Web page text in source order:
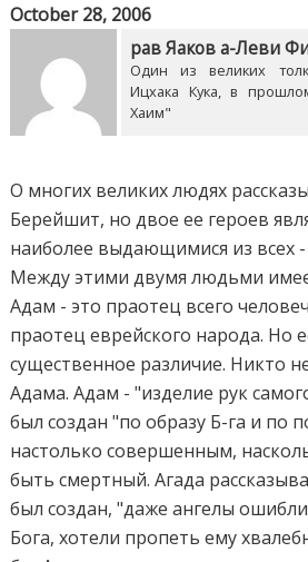
October 28, 2006
рав Яаков а-Леви
Один из великих
Ицхака Кука, в
Хаим"
О многих великих людях
Берейшит, но двое ее героев
наиболее выдающимися из всех
Между этими двумя людьми
Адам - это праотец всего
праотец еврейского народа. Но
существенное различие. Никто
Адама. Адам - "изделие рyк
был создан "по образу Б-га и по
настолько совершенным,
быть смертный. Агада
был создан, "даже ангелы
Бога, xотели пропеть емy